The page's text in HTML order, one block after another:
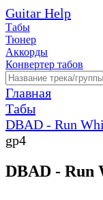
Guitar Help
Табы
Тюнер
Аккорды
Конвертер табов
Главная
Табы
DBAD - Run
gp4
DBAD - Run